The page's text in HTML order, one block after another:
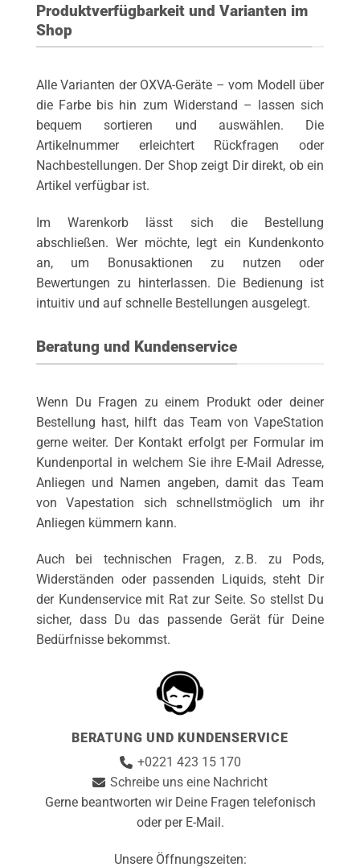
Produktverfügbarkeit und Varianten im
Shop
Alle Varianten der OXVA-Geräte – vom Modell über
die Farbe bis hin zum Widerstand – lassen sich
bequem sortieren und auswählen. Die
Artikelnummer erleichtert Rückfragen oder
Nachbestellungen. Der Shop zeigt Dir direkt, ob ein
Artikel verfügbar ist.
Im Warenkorb lässt sich die Bestellung
abschließen. Wer möchte, legt ein Kundenkonto
an, um Bonusaktionen zu nutzen oder
Bewertungen zu hinterlassen. Die Bedienung ist
intuitiv und auf schnelle Bestellungen ausgelegt.
Beratung und Kundenservice
Wenn Du Fragen zu einem Produkt oder deiner
Bestellung hast, hilft das Team von VapeStation
gerne weiter. Der Kontakt erfolgt per Formular im
Kundenportal in welchem Sie ihre E-Mail Adresse,
Anliegen und Namen angeben, damit das Team
von Vapestation sich schnellstmöglich um ihr
Anliegen kümmern kann.
Auch bei technischen Fragen, z. B. zu Pods,
Widerständen oder passenden Liquids, steht Dir
der Kundenservice mit Rat zur Seite. So stellst Du
sicher, dass Du das passende Gerät für Deine
Bedürfnisse bekommst.
BERATUNG UND KUNDENSERVICE
+0221 423 15 170
Schreibe uns eine Nachricht
Gerne beantworten wir Deine Fragen telefonisch
oder per E-Mail.
Unsere Öffnungszeiten: